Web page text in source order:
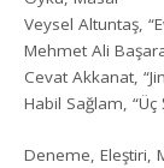
Veysel Altuntaş,
Mehmet Ali
Cevat Akkanat,
Habil Sağlam, “Üç
Deneme, Eleştiri,